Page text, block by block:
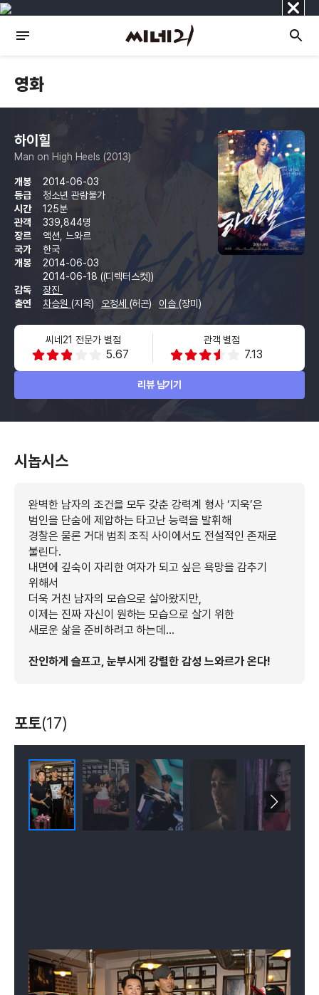
닫
기
영화
하이힐
Man on High Heels (2013)
개봉
2014-06-03
등급
청소년 관람불가
시간
125분
관객
339,844명
장르
액션, 느와르
국가
한국
개봉
2014-06-03
2014-06-18 ((디렉터스컷))
감독
장진
출연
차승원 (지욱) 오정세 (허곤) 이솜(장미)
씨네21 전문가 별점
5.67
관객 별점
7.13
리뷰 남기기
시놉시스
완벽한 남자의 조건을 모두 갖춘 강력계 형사 ‘지욱’은
범인을 단숨에 제압하는 타고난 능력을 발휘해
경찰은 물론 거대 범죄 조직 사이에서도 전설적인 존재로
불린다.
내면에 깊숙이 자리한 여자가 되고 싶은 욕망을 감추기
위해서
더욱 거친 남자의 모습으로 살아왔지만,
이제는 진짜 자신이 원하는 모습으로 살기 위한
새로운 삶을 준비하려고 하는데…
잔인하게 슬프고, 눈부시게 강렬한 감성 느와르가 온다!
포토(17)